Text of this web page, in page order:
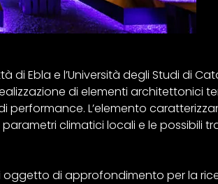
di Ebla e l’Università degli Studi di
di elementi architettonici
performance. L’elemento
climatici locali e le possibili
di approfondimento per la